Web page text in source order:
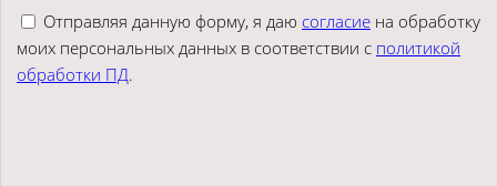
Отправляя данную форму, я даю согласие на обработку
моих персональных данных в соответствии с политикой
обработки ПД.